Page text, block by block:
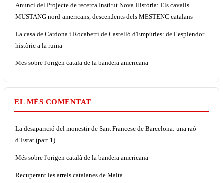
Anunci del Projecte de recerca Institut Nova Història: Els cavalls
MUSTANG nord-americans, descendents dels MESTENC catalans
La casa de Cardona i Rocabertí de Castelló d'Empúries: de l’esplendor
històric a la ruïna
Més sobre l'origen català de la bandera americana
EL MÉS COMENTAT
La desaparició del monestir de Sant Francesc de Barcelona: una raó
d’Estat (part 1)
Més sobre l'origen català de la bandera americana
Recuperant les arrels catalanes de Malta